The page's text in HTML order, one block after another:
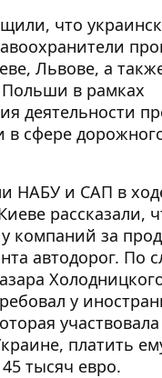
что
Львове, а
в рамках
деятельности
в сфере
НАБУ и САП в
рассказали,
компаний за
автодорог. По
у
платить
тысяч евро.